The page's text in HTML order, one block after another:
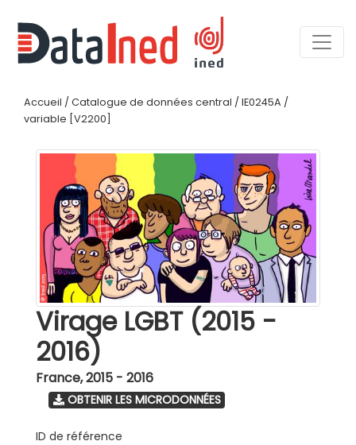
Accueil / Catalogue de données central / IE0245A /
variable [V2200]
Virage LGBT (2015 -
2016)
France,2015 - 2016
OBTENIR LES MICRODONNÉES
ID de référence